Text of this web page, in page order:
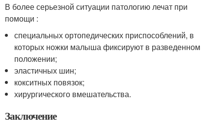
В более серьезной ситуации патологию лечат при
помощи :
специальных ортопедических приспособлений, в
которых ножки малыша фиксируют в разведенном
положении;
эластичных шин;
кокситных повязок;
хирургического вмешательства.
Заключение